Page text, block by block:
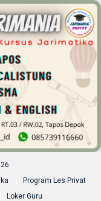
Program Les Privat
Loker Guru